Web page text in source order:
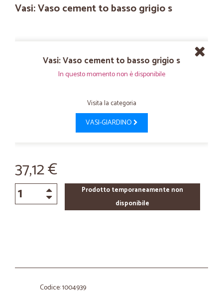
Vasi: Vaso cement to basso grigio s
Vasi: Vaso cement to basso grigio s
In questo momento non è disponibile
Visita la categoria
VASI-GIARDINO
37,12 €
Prodotto temporaneamente non
disponibile
Codice: 1004939